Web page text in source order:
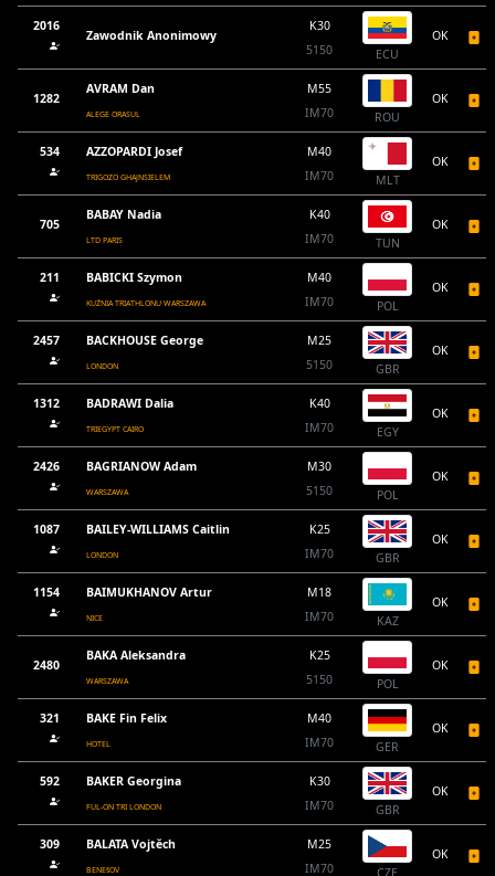
2016
Zawodnik Anonimowy
K30
5150
ECU
OK
1282
AVRAM Dan
ALEGE ORASUL
M55
IM70
ROU
OK
534 AZZOPARDI Josef
TRIGOZO GHAJNSIELEM
M40
IM70
MLT
OK
705
BABAY Nadia
LTD PARIS
K40
IM70
TUN
OK
211 BABICKI Szymon
KUŹNIA TRIATHLONU WARSZAWA
M40
IM70
POL
OK
2457 BACKHOUSE George
LONDON
M25
5150
GBR
OK
1312 BADRAWI Dalia
TRIEGYPT CAIRO
K40
IM70
EGY
OK
2426 BAGRIANOW Adam
WARSZAWA
M30
5150
POL
OK
1087 BAILEY-WILLIAMS Caitlin
LONDON
K25
IM70
GBR
OK
1154 BAIMUKHANOV Artur
NICE
M18
IM70
KAZ
OK
2480
BAKA Aleksandra
WARSZAWA
K25
5150
POL
OK
321 BAKE Fin Felix
HOTEL
M40
IM70
GER
OK
592 BAKER Georgina
FUL-ON TRI LONDON
K30
IM70
GBR
OK
309 BALATA Vojtěch
BENEšOV
M25
IM70
CZE
OK